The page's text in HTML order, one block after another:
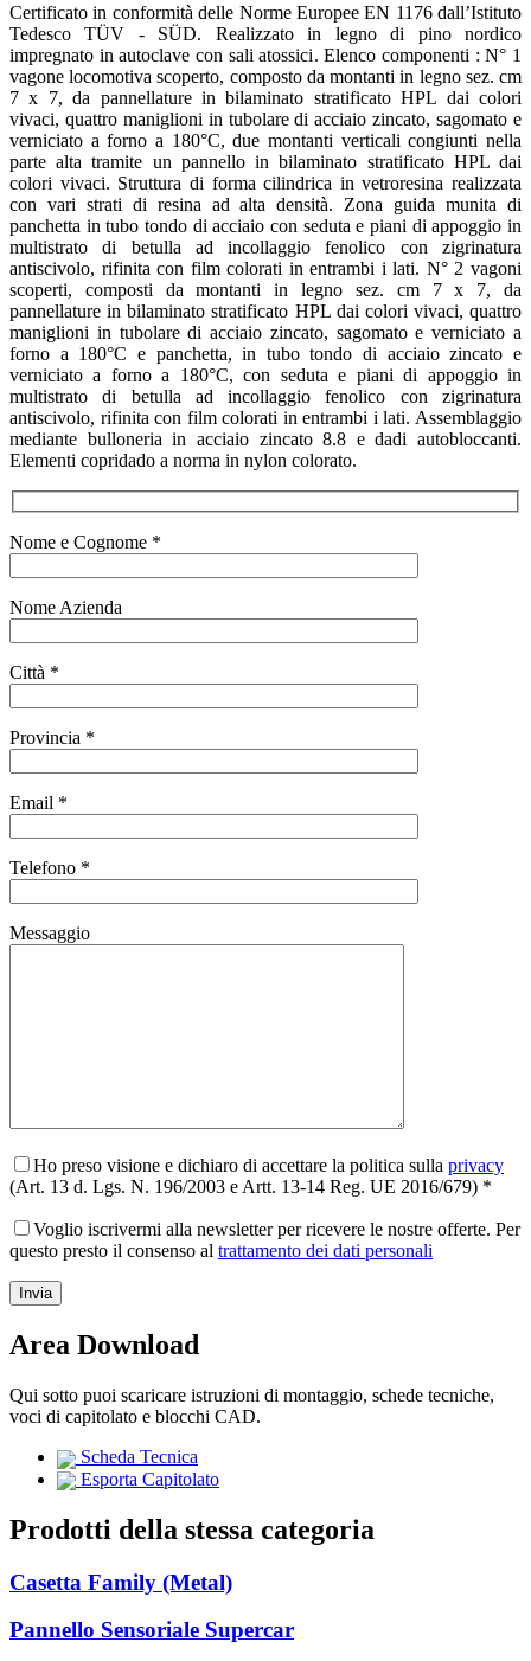
Certificato in conformità delle Norme Europee EN 1176 dall’Istituto
Tedesco TÜV - SÜD. Realizzato in legno di pino nordico
impregnato in autoclave con sali atossici. Elenco componenti : N° 1
vagone locomotiva scoperto, composto da montanti in legno sez. cm
7 x 7, da pannellature in bilaminato stratificato HPL dai colori
vivaci, quattro maniglioni in tubolare di acciaio zincato, sagomato e
verniciato a forno a 180°C, due montanti verticali congiunti nella
parte alta tramite un pannello in bilaminato stratificato HPL dai
colori vivaci. Struttura di forma cilindrica in vetroresina realizzata
con vari strati di resina ad alta densità. Zona guida munita di
panchetta in tubo tondo di acciaio con seduta e piani di appoggio in
multistrato di betulla ad incollaggio fenolico con zigrinatura
antiscivolo, rifinita con film colorati in entrambi i lati. N° 2 vagoni
scoperti, composti da montanti in legno sez. cm 7 x 7, da
pannellature in bilaminato stratificato HPL dai colori vivaci, quattro
maniglioni in tubolare di acciaio zincato, sagomato e verniciato a
forno a 180°C e panchetta, in tubo tondo di acciaio zincato e
verniciato a forno a 180°C, con seduta e piani di appoggio in
multistrato di betulla ad incollaggio fenolico con zigrinatura
antiscivolo, rifinita con film colorati in entrambi i lati. Assemblaggio
mediante bulloneria in acciaio zincato 8.8 e dadi autobloccanti.
Elementi copridado a norma in nylon colorato.
Nome e Cognome *
Nome Azienda
Città *
Provincia *
Email *
Telefono *
Messaggio
Ho preso visione e dichiaro di accettare la politica sulla privacy
(Art. 13 d. Lgs. N. 196/2003 e Artt. 13-14 Reg. UE 2016/679) *
Voglio iscrivermi alla newsletter per ricevere le nostre offerte. Per
questo presto il consenso al trattamento dei dati personali
Area Download
Qui sotto puoi scaricare istruzioni di montaggio, schede tecniche,
voci di capitolato e blocchi CAD.
Scheda Tecnica
Esporta Capitolato
Prodotti della stessa categoria
Casetta Family (Metal)
Pannello Sensoriale Supercar